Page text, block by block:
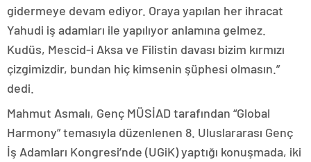
gidermeye devam ediyor. Oraya yapılan her ihracat
Yahudi iş adamları ile yapılıyor anlamına gelmez.
Kudüs, Mescid-i Aksa ve Filistin davası bizim kırmızı
çizgimizdir, bundan hiç kimsenin şüphesi olmasın.”
dedi.
Mahmut Asmalı, Genç MÜSİAD tarafından “Global
Harmony” temasıyla düzenlenen 8. Uluslararası Genç
İş Adamları Kongresi’nde (UGiK) yaptığı konuşmada, iki